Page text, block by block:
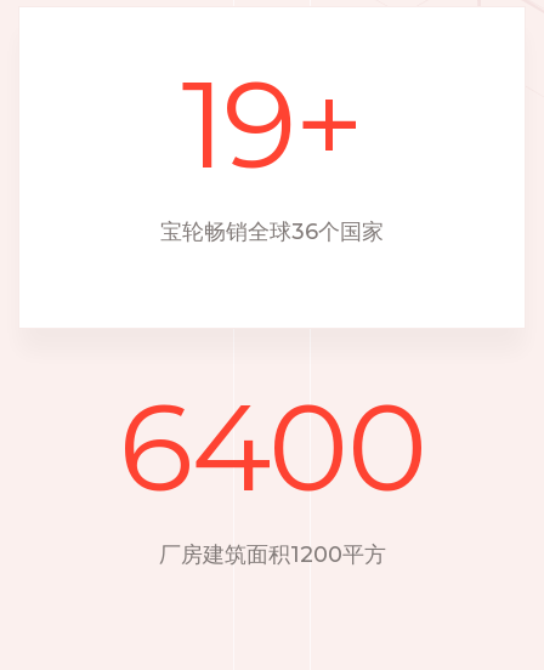
19+
宝轮畅销全球36个国家
6400
厂房建筑面积1200平方